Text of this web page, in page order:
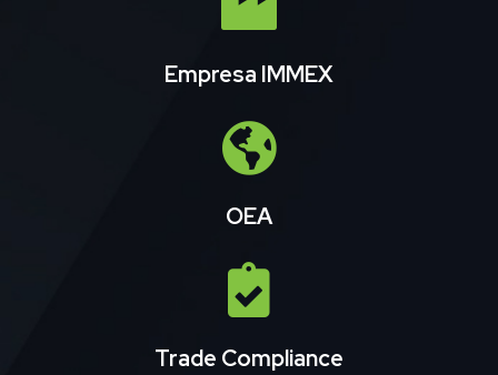
Empresa IMMEX
OEA
Trade Compliance